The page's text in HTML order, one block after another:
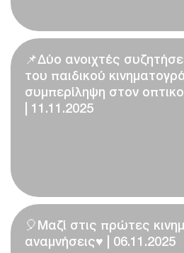
📌Δύο ανοιχτές
του παιδικού
συμπερίληψη στον
| 11.11.2025
🎈Μαζί στις πρώτες
αναμνήσεις♥️ | 06.11.2025